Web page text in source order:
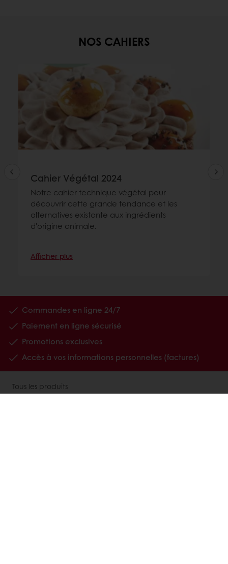
NOS CAHIERS
Cahier Végétal 2024
Notre cahier technique végétal pour
découvrir cette grande tendance et les
alternatives existante aux ingrédients
d'origine animale.
Afficher plus
Commandes en ligne 24/7
Paiement en ligne sécurisé
Promotions exclusives
Accès à vos informations personnelles (factures)
Tous les produits